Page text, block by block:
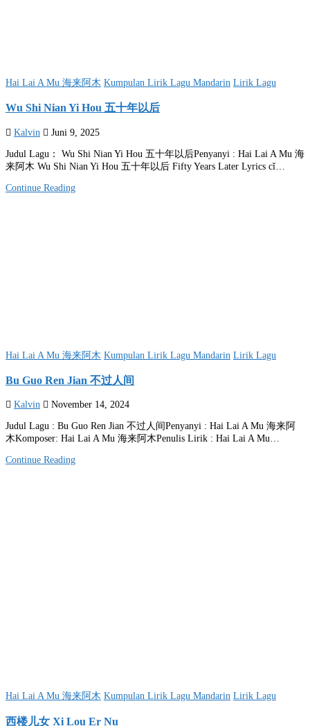
Posted
Hai Lai A Mu 海来阿木 Kumpulan Lirik Lagu Mandarin Lirik Lagu
Wu Shi Nian Yi Hou 五十年以后
Kalvin Juni 9, 2025
Judul Lagu： Wu Shi Nian Yi Hou 五十年以后Penyanyi : Hai Lai A Mu 海
来阿木 Wu Shi Nian Yi Hou 五十年以后 Fifty Years Later Lyrics cǐ…
Continue Reading
Posted
Hai Lai A Mu 海来阿木 Kumpulan Lirik Lagu Mandarin Lirik Lagu
Bu Guo Ren Jian 不过人间
Kalvin November 14, 2024
Judul Lagu : Bu Guo Ren Jian 不过人间Penyanyi : Hai Lai A Mu 海来阿
木Komposer: Hai Lai A Mu 海来阿木Penulis Lirik : Hai Lai A Mu…
Continue Reading
Posted
Hai Lai A Mu 海来阿木 Kumpulan Lirik Lagu Mandarin Lirik Lagu
西楼儿女 Xi Lou Er Nu